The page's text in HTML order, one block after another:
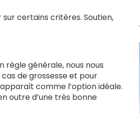
certains critères. Soutien,
règle générale, nous nous
de grossesse et pour
comme l’option idéale.
outre d’une très bonne